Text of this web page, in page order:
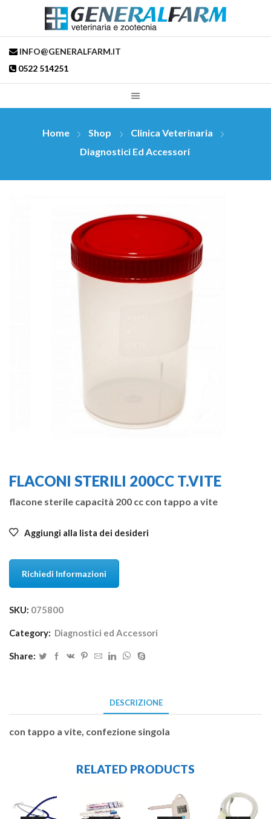
INFO@GENERALFARM.IT
0522 514251
Home Shop
Clinica Veterinaria
Diagnostici Ed Accessori
FLACONI STERILI 200CC T.VITE
flacone sterile capacità 200 cc con tappo a vite
Aggiungi alla lista dei desideri
Richiedi Informazioni
SKU: 075800
Category: Diagnostici ed Accessori
Share:
DESCRIZIONE
con tappo a vite, confezione singola
RELATED PRODUCTS